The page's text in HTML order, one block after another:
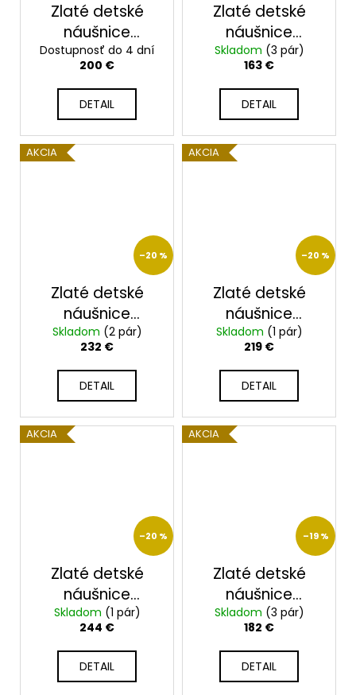
Zlaté detské
náušnice
2313/B/B
Dostupnosť do 4 dní
200 €
DETAIL
Zlaté detské
náušnice
2319/B/R
Skladom (3 pár)
163 €
DETAIL
AKCIA
–20 %
Zlaté detské
náušnice
2312/B/Z
Skladom (2 pár)
232 €
DETAIL
AKCIA
–20 %
Zlaté detské
náušnice
2322/B/M
Skladom (1 pár)
219 €
DETAIL
AKCIA
–20 %
Zlaté detské
náušnice
2365/B/F
Skladom (1 pár)
244 €
DETAIL
AKCIA
–19 %
Zlaté detské
náušnice
23101/4/B/C
Skladom (3 pár)
182 €
DETAIL